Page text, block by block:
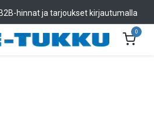
hinnat ja tarjoukset kirjautumalla
0